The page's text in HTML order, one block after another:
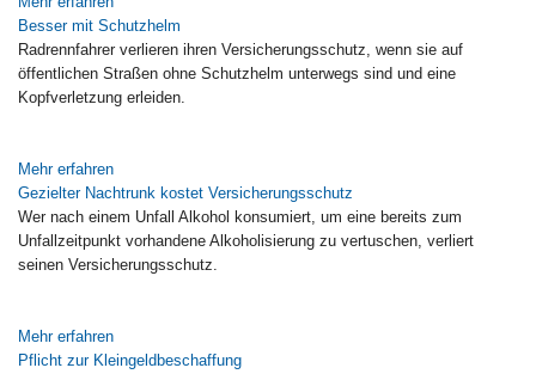
Besser mit Schutzhelm
Radrennfahrer verlieren ihren Versicherungsschutz, wenn sie auf
öffentlichen Straßen ohne Schutzhelm unterwegs sind und eine
Kopfverletzung erleiden.
Mehr erfahren
Gezielter Nachtrunk kostet Versicherungsschutz
Wer nach einem Unfall Alkohol konsumiert, um eine bereits zum
Unfallzeitpunkt vorhandene Alkoholisierung zu vertuschen, verliert
seinen Versicherungsschutz.
Mehr erfahren
Pflicht zur Kleingeldbeschaffung